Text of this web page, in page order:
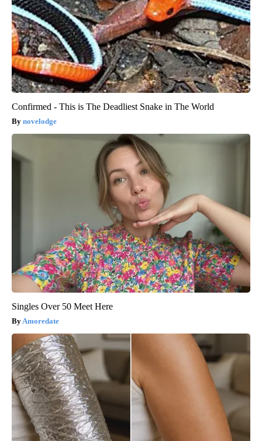
Confirmed - This is The Deadliest Snake in The World
novelodge
Singles Over 50 Meet Here
Amoredate